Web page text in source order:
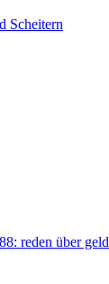
Scheitern
reden über geld